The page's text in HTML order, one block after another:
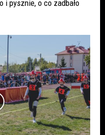
i pysznie, o co zadbało